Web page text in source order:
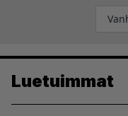
Luetuimmat